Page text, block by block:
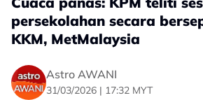
persekolahan secara
KKM, MetMalaysia
Astro AWANI
31/03/2026 | 17:32 MYT